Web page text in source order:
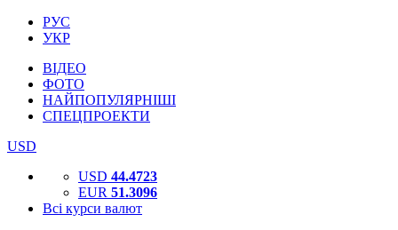
РУС
УКР
ВІДЕО
ФОТО
НАЙПОПУЛЯРНІШІ
СПЕЦПРОЕКТИ
USD
USD 44.4723
EUR 51.3096
Всі курси валют